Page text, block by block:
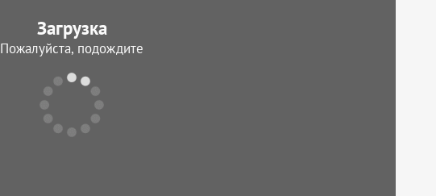
Загрузка
Пожалуйста, подождите